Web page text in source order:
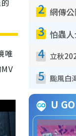
唯
2
3
4
5
U